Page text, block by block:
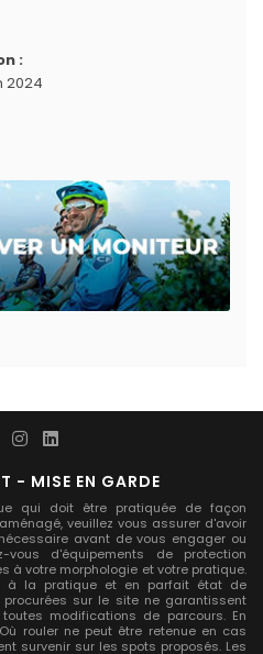
:
2024
- MISE EN GARDE
qui doit être pratiquée de façon
veuillez vous assurer d'avoir
avant de vous engager ou
vous d'équipements de protection
à votre morphologie et votre pratique.
à la pratique et en parfait état de
procurées sur le site ne garantissent
modifications de parcours. En
rouler ne peut être retenue en cas
survenir sur les spots proposés. Les